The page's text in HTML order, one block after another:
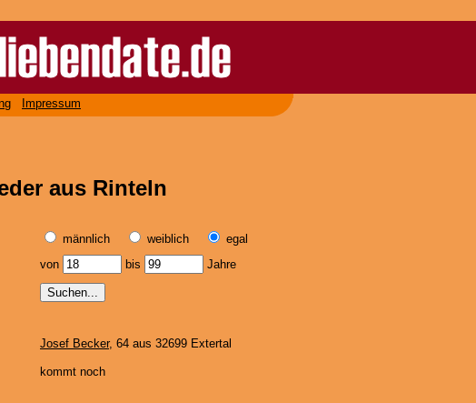
Impressum
aus Rinteln
männlich weiblich
egal
von bis Jahre
Josef Becker, 64 aus 32699 Extertal
kommt noch